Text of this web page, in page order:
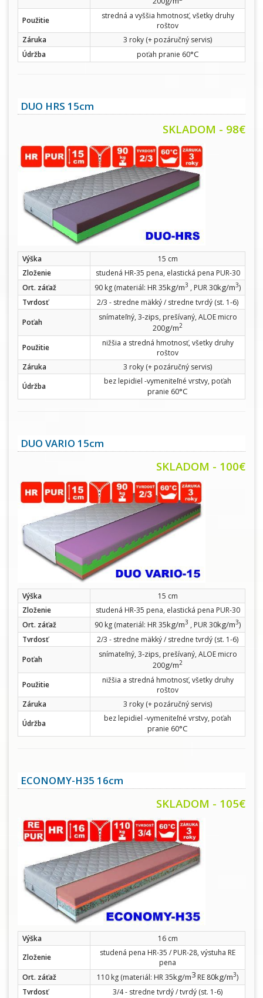
Použitie
stredná a vyššia hmotnosť, všetky druhy
roštov
Záruka
3 roky (+ pozáručný servis)
Údržba
poťah pranie 60°C
DUO HRS 15cm
SKLADOM - 98€
Výška
15 cm
Zloženie
studená HR-35 pena, elastická pena PUR-30
Ort. záťaž
90 kg (materiál: HR 35kg/m3 , PUR 30kg/m3)
Tvrdosť
2/3 - stredne mäkký / stredne tvrdý (st. 1-6)
Poťah
snímateľný, 3-zips, prešívaný, ALOE micro
200g/m2
Použitie
nižšia a stredná hmotnosť, všetky druhy
roštov
Záruka
3 roky (+ pozáručný servis)
Údržba
bez lepidiel -vymeniteľné vrstvy, poťah
pranie 60°C
DUO VARIO 15cm
SKLADOM - 100€
Výška
15 cm
Zloženie
studená HR-35 pena, elastická pena PUR-30
Ort. záťaž
90 kg (materiál: HR 35kg/m3 , PUR 30kg/m3)
Tvrdosť
2/3 - stredne mäkký / stredne tvrdý (st. 1-6)
Poťah
snímateľný, 3-zips, prešívaný, ALOE micro
200g/m2
Použitie
nižšia a stredná hmotnosť, všetky druhy
roštov
Záruka
3 roky (+ pozáručný servis)
Údržba
bez lepidiel -vymeniteľné vrstvy, poťah
pranie 60°C
ECONOMY-H35 16cm
SKLADOM - 105€
Výška
16 cm
Zloženie
studená pena HR-35 / PUR-28, výstuha RE
pena
Ort. záťaž
110 kg (materiál: HR 35kg/m3 RE 80kg/m3)
Tvrdosť
3/4 - stredne tvrdý / tvrdý (st. 1-6)